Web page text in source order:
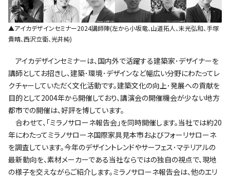
▲アイカデザインセミナー2024講師陣(左から小坂竜、山道拓人、末光弘和、手塚
貴晴、西沢立衛、光井純)
アイカデザインセミナーは、国内外で活躍する建築家･デザイナーを
講師としてお招きし、建築･環境･デザインなど幅広い分野にわたってレ
クチャーしていただく文化活動です。建築文化の向上･発展への貢献を
目的として2004年から開催しており、講演会の開催機会が少ない地方
都市での開催は、好評を博しています。
合わせて、｢ミラノサローネ報告会｣を同時開催します。当社では約20
年にわたってミラノサローネ国際家具見本市およびフォーリサローネ
を調査しています。今年のデザイントレンドやサーフェス･マテリアルの
最新動向を、素材メーカーである当社ならではの独⾃の視点で、現地
の様⼦を交えながらご紹介します。ミラノサローネ報告会は、他のエリ